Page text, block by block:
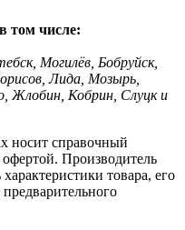
том числе:
Могилёв, Бобруйск,
Лида, Мозырь,
Жлобин, Кобрин, Слуцк и
носит справочный
Производитель
товара, его